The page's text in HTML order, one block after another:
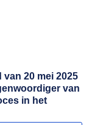
van 20 mei 2025
van
in het